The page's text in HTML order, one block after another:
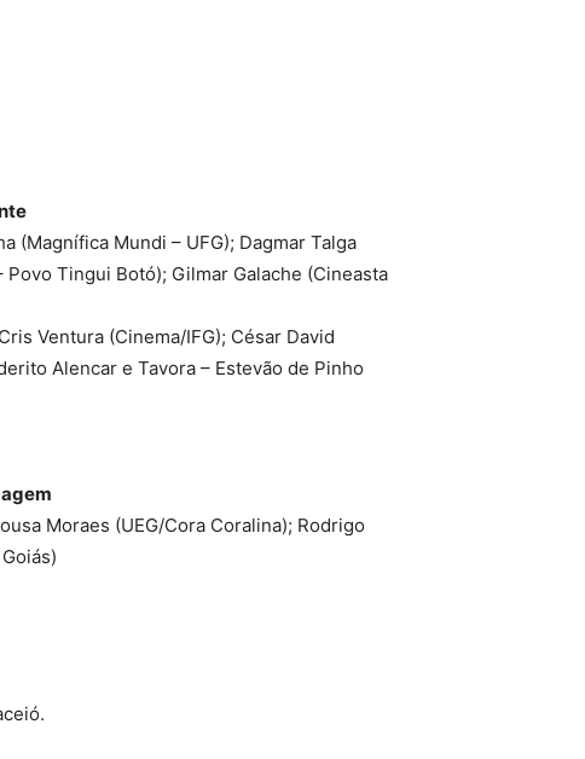
(Magnífica Mundi – UFG); Dagmar Talga
Tingui Botó); Gilmar Galache (Cineasta
Ventura (Cinema/IFG); César David
Alencar e Tavora – Estevão de Pinho
Moraes (UEG/Cora Coralina); Rodrigo